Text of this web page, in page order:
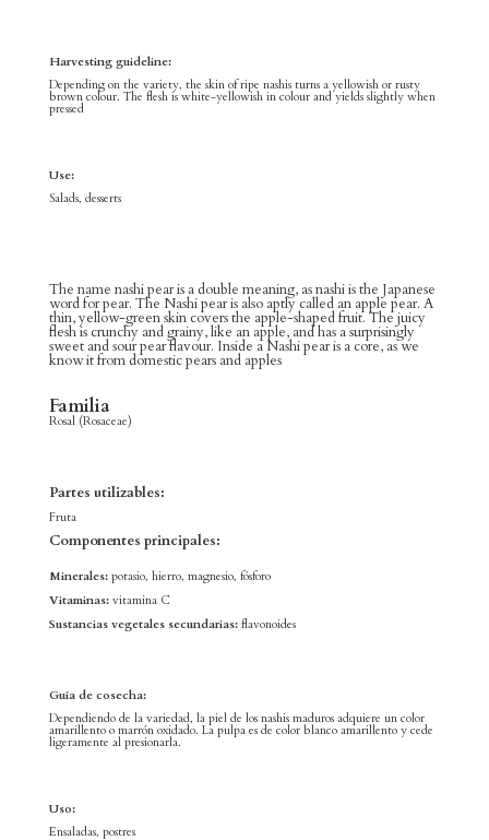
Harvesting guideline:
Depending on the variety, the skin of ripe nashis turns a yellowish or rusty
brown colour. The flesh is white-yellowish in colour and yields slightly when
pressed
Use:
Salads, desserts
The name nashi pear is a double meaning, as nashi is the Japanese
word for pear. The Nashi pear is also aptly called an apple pear. A
thin, yellow-green skin covers the apple-shaped fruit. The juicy
flesh is crunchy and grainy, like an apple, and has a surprisingly
sweet and sour pear flavour. Inside a Nashi pear is a core, as we
know it from domestic pears and apples
Familia
Rosal (Rosaceae)
Partes utilizables:
Fruta
Componentes principales:
Minerales:potasio, hierro, magnesio, fósforo
Vitaminas:vitamina C
Sustancias vegetales secundarias:flavonoides
Guía de cosecha:
Dependiendo de la variedad, la piel de los nashis maduros adquiere un color
amarillento o marrón oxidado. La pulpa es de color blanco amarillento y cede
ligeramente al presionarla.
Uso:
Ensaladas, postres